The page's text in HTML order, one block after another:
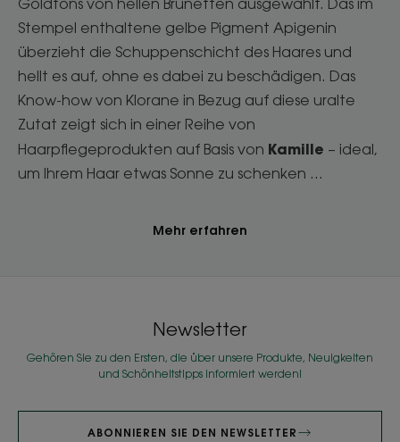
Goldtons von hellen Brünetten ausgewählt. Das im
Stempel enthaltene gelbe Pigment Apigenin
überzieht die Schuppenschicht des Haares und
hellt es auf, ohne es dabei zu beschädigen. Das
Know-how von Klorane in Bezug auf diese uralte
Zutat zeigt sich in einer Reihe von
Haarpflegeprodukten auf Basis von Kamille – ideal,
um Ihrem Haar etwas Sonne zu schenken ...
Mehr erfahren
Newsletter
Gehören Sie zu den Ersten, die über unsere Produkte, Neuigkeiten
und Schönheitstipps informiert werden!
ABONNIEREN SIE DEN NEWSLETTER